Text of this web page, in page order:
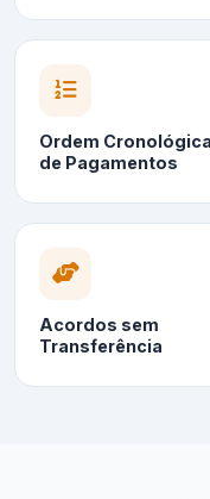
Ordem Cronológica
de Pagamentos
Acordos sem
Transferência